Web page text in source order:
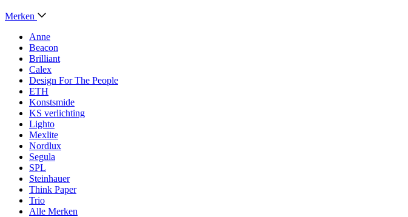
Merken
Anne
Beacon
Brilliant
Calex
Design For The People
ETH
Konstsmide
KS verlichting
Lighto
Mexlite
Nordlux
Segula
SPL
Steinhauer
Think Paper
Trio
Alle Merken